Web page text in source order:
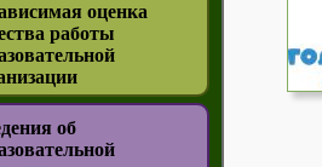
оценка
работы
об